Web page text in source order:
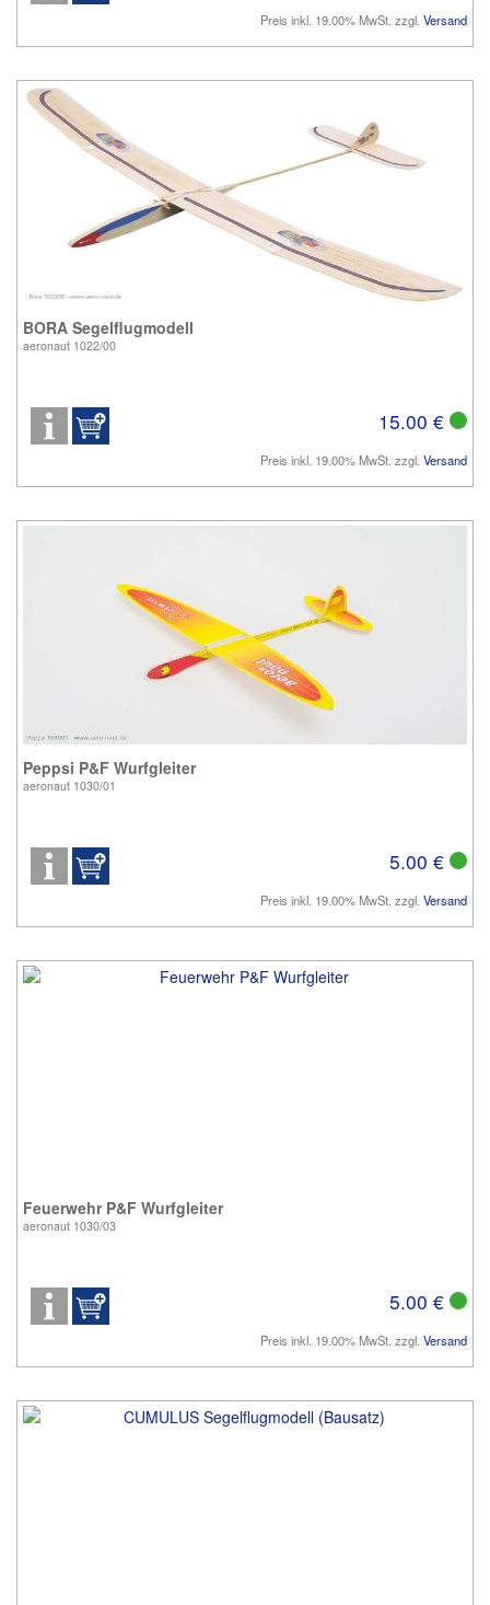
Preis inkl. 19.00% MwSt. zzgl. Versand
BORA Segelflugmodell
aeronaut 1022/00
15.00 €
Preis inkl. 19.00% MwSt. zzgl. Versand
Peppsi P&F Wurfgleiter
aeronaut 1030/01
5.00 €
Preis inkl. 19.00% MwSt. zzgl. Versand
Feuerwehr P&F Wurfgleiter
aeronaut 1030/03
5.00 €
Preis inkl. 19.00% MwSt. zzgl. Versand